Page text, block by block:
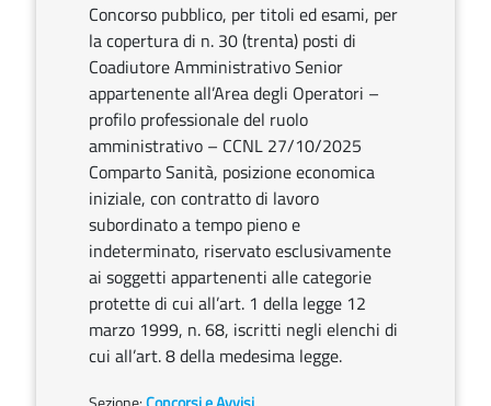
Concorso pubblico, per titoli ed esami, per
la copertura di n. 30 (trenta) posti di
Coadiutore Amministrativo Senior
appartenente all’Area degli Operatori –
profilo professionale del ruolo
amministrativo – CCNL 27/10/2025
Comparto Sanità, posizione economica
iniziale, con contratto di lavoro
subordinato a tempo pieno e
indeterminato, riservato esclusivamente
ai soggetti appartenenti alle categorie
protette di cui all’art. 1 della legge 12
marzo 1999, n. 68, iscritti negli elenchi di
cui all’art. 8 della medesima legge.